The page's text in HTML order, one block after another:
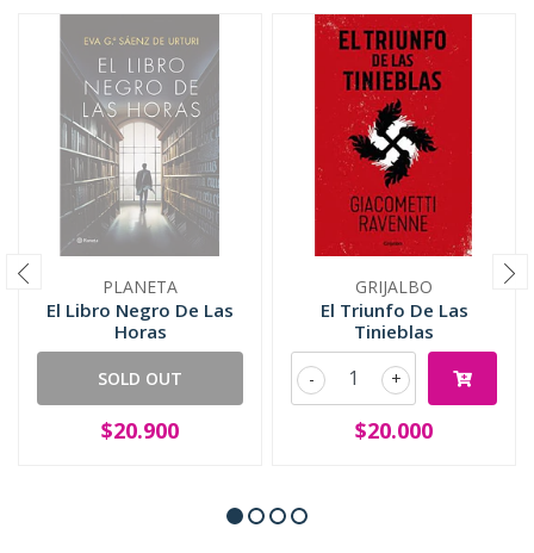
PLANETA
El Libro Negro De Las
Horas
SOLD OUT
$20.900
GRIJALBO
El Triunfo De Las
Tinieblas
+
-
$20.000